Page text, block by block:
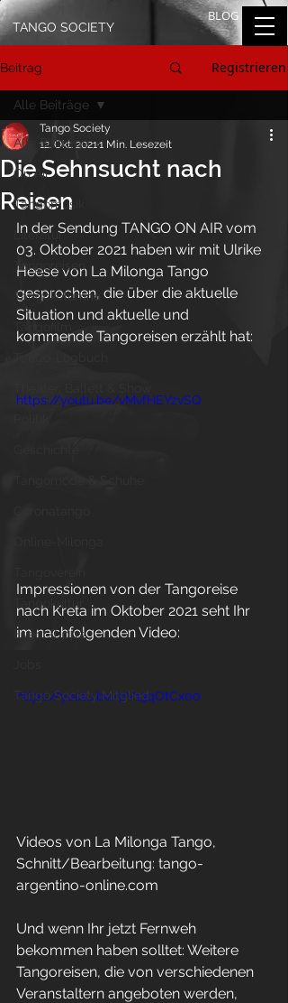
BLOG
TANGO SOCIETY
Beitrag Registrieren
Alle Beiträge
On Air
Tangomusik
Literatur
Tangoreisen
Tangokolumne
Tangokultur
Event-Tipps
Tango Society Mitglied
Alle Beiträge
Die Sehnsucht nach
Reisen
Tango Society
12. Okt. 20211 Min. Lesezeit
In der Sendung TANGO ON AIR vom
03. Oktober 2021 haben wir mit Ulrike
Heese von La Milonga Tango
gesprochen, die über die aktuelle
Situation und aktuelle und
kommende Tangoreisen erzählt hat:
https://youtu.be/vMvfHEYzvSQ
Impressionen von der Tangoreise
nach Kreta im Oktober 2021 seht Ihr
im nachfolgenden Video:
https://youtu.be/pV13qOtCx00
Videos von La Milonga Tango,
Schnitt/Bearbeitung: tango-
argentino-online.com
Und wenn Ihr jetzt Fernweh
bekommen haben solltet: Weitere
Tangoreisen, die von verschiedenen
Veranstaltern angeboten werden,